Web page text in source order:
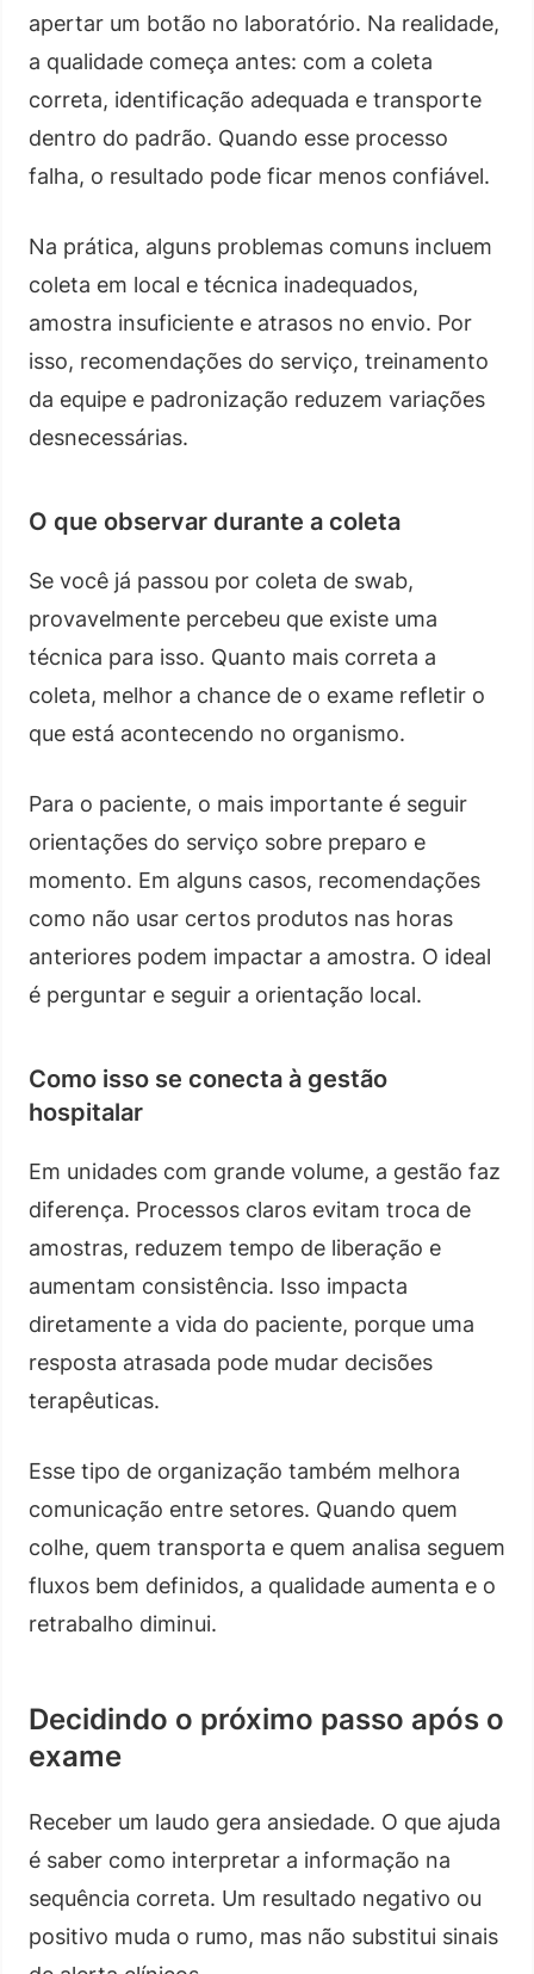
apertar um botão no laboratório. Na realidade,
a qualidade começa antes: com a coleta
correta, identificação adequada e transporte
dentro do padrão. Quando esse processo
falha, o resultado pode ficar menos confiável.
Na prática, alguns problemas comuns incluem
coleta em local e técnica inadequados,
amostra insuficiente e atrasos no envio. Por
isso, recomendações do serviço, treinamento
da equipe e padronização reduzem variações
desnecessárias.
O que observar durante a coleta
Se você já passou por coleta de swab,
provavelmente percebeu que existe uma
técnica para isso. Quanto mais correta a
coleta, melhor a chance de o exame refletir o
que está acontecendo no organismo.
Para o paciente, o mais importante é seguir
orientações do serviço sobre preparo e
momento. Em alguns casos, recomendações
como não usar certos produtos nas horas
anteriores podem impactar a amostra. O ideal
é perguntar e seguir a orientação local.
Como isso se conecta à gestão
hospitalar
Em unidades com grande volume, a gestão faz
diferença. Processos claros evitam troca de
amostras, reduzem tempo de liberação e
aumentam consistência. Isso impacta
diretamente a vida do paciente, porque uma
resposta atrasada pode mudar decisões
terapêuticas.
Esse tipo de organização também melhora
comunicação entre setores. Quando quem
colhe, quem transporta e quem analisa seguem
fluxos bem definidos, a qualidade aumenta e o
retrabalho diminui.
Decidindo o próximo passo após o
exame
Receber um laudo gera ansiedade. O que ajuda
é saber como interpretar a informação na
sequência correta. Um resultado negativo ou
positivo muda o rumo, mas não substitui sinais